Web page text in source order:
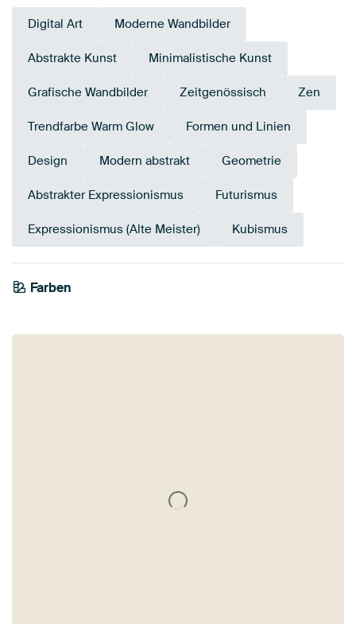
Digital Art Moderne Wandbilder
Abstrakte Kunst Minimalistische Kunst
Grafische Wandbilder Zeitgenössisch Zen
Trendfarbe Warm Glow Formen und Linien
Design Modern abstrakt Geometrie
Abstrakter Expressionismus Futurismus
Expressionismus (Alte Meister) Kubismus
Farben
Braun
Terrakotta
Rot